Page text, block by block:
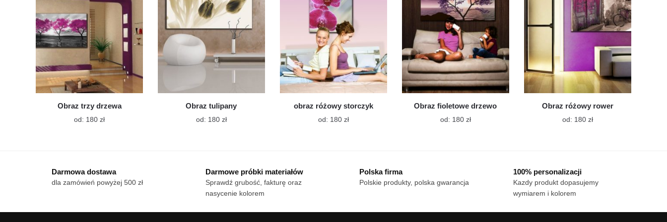
wybrać
stronie
produktu
wybrać
stronie
produktu
wybrać
stronie
produktu
wybrać
na
stronie
produktu
wybrać
na
stronie
Obraz trzy drzewa
od: 180 złTen
Opcje
można
Obraz tulipany
od: 180 złTen
Opcje
można
wybrać
obraz różowy storczyk
od: 180 złTen
Opcje
można
Obraz fioletowe drzewo
od: 180 złTen
Obraz różowy rower
od: 180 złTen
można
Darmowa dostawa
dla zamówień powyżej 500 zł
Darmowe próbki materiałów
Sprawdź grubość, fakturę oraz
nasycenie kolorem
Polska firma
Polskie produkty, polska gwarancja
100% personalizacji
Kazdy produkt dopasujemy
wymiarem i kolorem